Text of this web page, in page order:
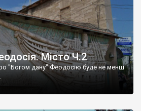
Місто Ч.2
"Богом дану" Феодосію буде не менш